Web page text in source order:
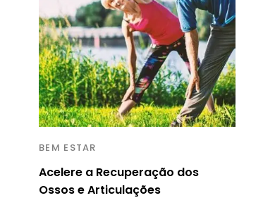
BEM ESTAR
Acelere a Recuperação dos
Ossos e Articulações